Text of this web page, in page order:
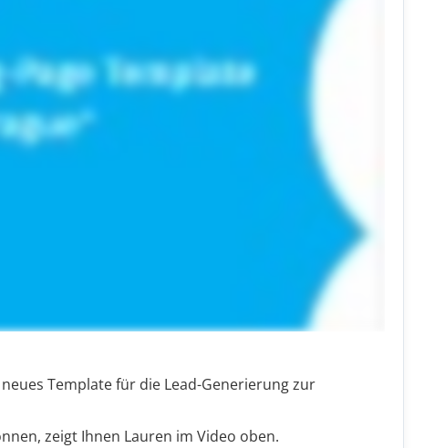
Template für die Lead-Generierung zur
zeigt Ihnen Lauren im Video oben.